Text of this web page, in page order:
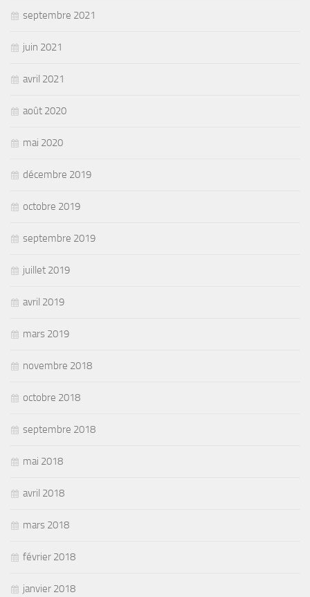
septembre 2021
juin 2021
avril 2021
août 2020
mai 2020
décembre 2019
octobre 2019
septembre 2019
juillet 2019
avril 2019
mars 2019
novembre 2018
octobre 2018
septembre 2018
mai 2018
avril 2018
mars 2018
février 2018
janvier 2018